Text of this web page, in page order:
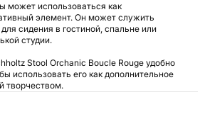
может использоваться как
элемент. Он может служить
сидения в гостиной, спальне или
студии.
Stool Orchanic Boucle Rouge удобно
использовать его как дополнительное
творчеством.